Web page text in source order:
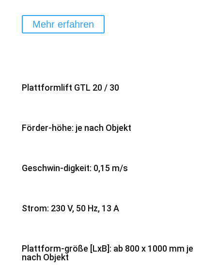
Mehr erfahren
Plattformlift GTL 20 / 30
Förder-höhe: je nach Objekt
Geschwin-digkeit: 0,15 m/s
Strom: 230 V, 50 Hz, 13 A
Plattform-größe [LxB]: ab 800 x 1000 mm je
nach Objekt